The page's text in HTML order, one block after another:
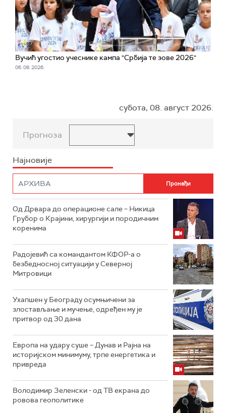
Вучић угостио учеснике кампа "Србија те зове 2026"
06. 08. 2026.
субота, 08. август 2026.
Прогноза
Најновије
Од Дрвара до операционе сале – Никица
Грубор о Крајини, хирургији и породичним
коренима
Радојевић са командантом КФОР-а о
безбедносној ситуацији у Северној
Митровици
Ухапшен у Београду осумњичени за
злостављање и мучење, одређен му је
притвор од 30 дана
Европа на удару суше – Дунав и Рајна на
историјском минимуму, трпе енергетика и
привреда
Володимир Зеленски - од ТВ екрана до
ровова геополитике